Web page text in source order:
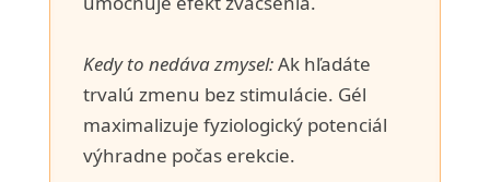
Kedy to nedáva zmysel:Ak hľadáte
trvalú zmenu bez stimulácie. Gél
maximalizuje fyziologický potenciál
výhradne počas erekcie.